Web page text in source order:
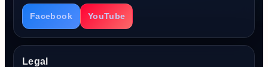
Facebook YouTube
Legal